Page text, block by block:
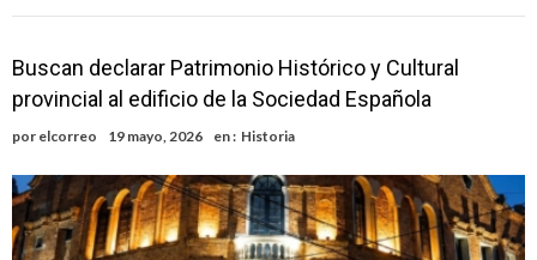
Buscan declarar Patrimonio Histórico y Cultural
provincial al edificio de la Sociedad Española
por elcorreo 19 mayo, 2026 en : Historia